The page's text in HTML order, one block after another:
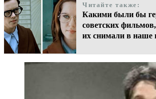
Читайте также:
Какими были бы
советских
их снимали в наше